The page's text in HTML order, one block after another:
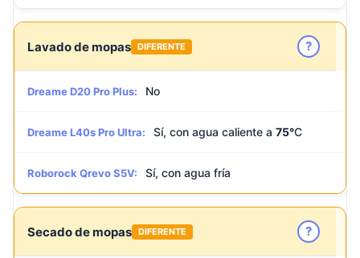
Lavado de mopas DIFERENTE ?
Dreame D20 Pro Plus: No
Dreame L40s Pro Ultra: Sí, con agua caliente a 75°C
Roborock Qrevo S5V: Sí, con agua fría
Secado de mopas DIFERENTE ?